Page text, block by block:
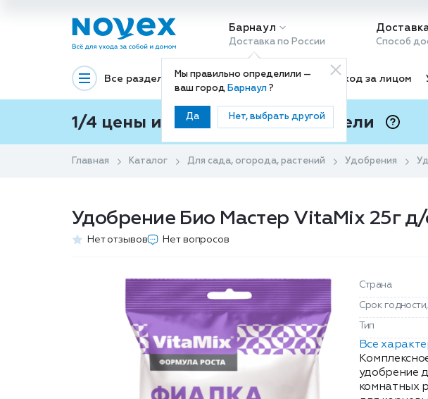
Барнаул
Доставка по России
Мы правильно определили —
ваш город Барнаул?
Да Нет, выбрать другой
Способ
Все разделы Декоративная косметика Уход за лицом
1/4 цены и покупки ваши с Подели
Главная Каталог Для сада, огорода, растений Удобрения
Удобрение Био Мастер VitaMix 25г
Нет отзывов Нет вопросов
Страна
Срок
Тип
Все
удобрение
комнатных